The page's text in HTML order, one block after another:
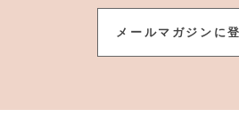
メールマガジンに